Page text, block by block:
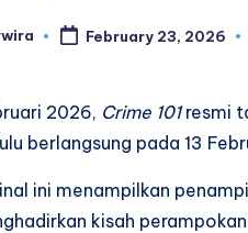
February 23, 2026
2026, Crime 101resmi
berlangsung pada 13
ini menampilkan
kisah